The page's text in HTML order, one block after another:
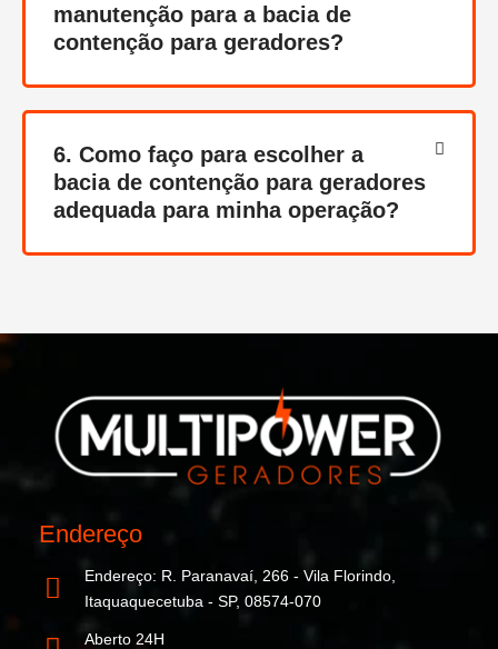
manutenção para a bacia de
contenção para geradores?
6. Como faço para escolher a
bacia de contenção para geradores
adequada para minha operação?
Endereço
Endereço: R. Paranavaí, 266 - Vila Florindo,
Itaquaquecetuba - SP, 08574-070
Aberto 24H